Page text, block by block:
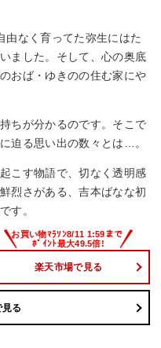
由なく育ってた弥生にはた
ました。そして、心の奥底
おば・ゆきのの住む家にや
ちが分かるのです。そこで
迫る思い出の数々とは…。
こす物語で、切なく透明感
烈さがある、吉本ばなな初
す。
楽天市場で見る
る